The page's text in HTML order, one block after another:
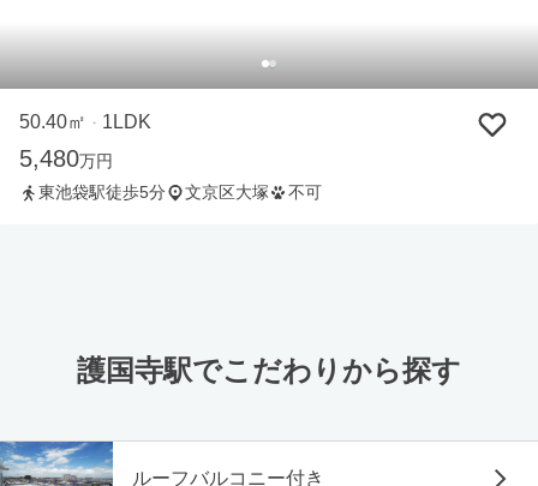
50.40㎡ ・ 1LDK
5,480万円
東池袋駅徒歩5分
文京区大塚 不可
護国寺駅でこだわりから探す
ルーフバルコニー付き